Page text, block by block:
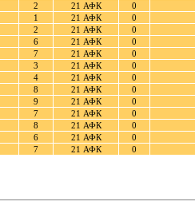
2 21 АФК 0
1 21 АФК 0
2 21 АФК 0
6 21 АФК 0
7 21 АФК 0
3 21 АФК 0
4 21 АФК 0
8 21 АФК 0
9 21 АФК 0
7 21 АФК 0
8 21 АФК 0
6 21 АФК 0
7 21 АФК 0